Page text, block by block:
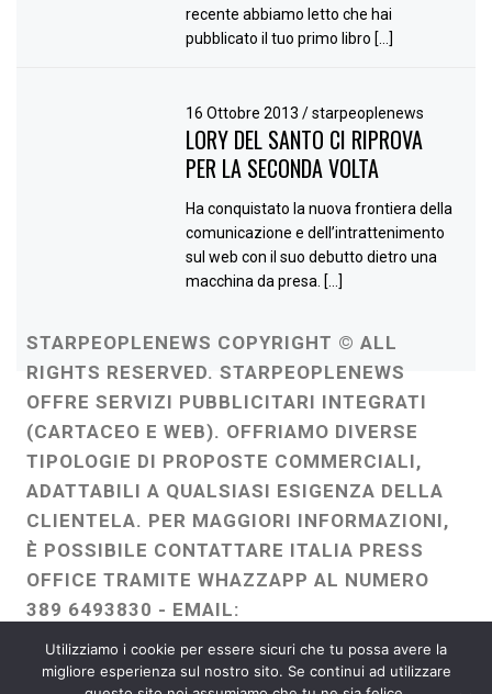
recente abbiamo letto che hai
pubblicato il tuo primo libro […]
16 Ottobre 2013/ starpeoplenews
LORY DEL SANTO CI RIPROVA
PER LA SECONDA VOLTA
Ha conquistato la nuova frontiera della
comunicazione e dell’intrattenimento
sul web con il suo debutto dietro una
macchina da presa. […]
STARPEOPLENEWS COPYRIGHT © ALL
RIGHTS RESERVED. STARPEOPLENEWS
OFFRE SERVIZI PUBBLICITARI INTEGRATI
(CARTACEO E WEB). OFFRIAMO DIVERSE
TIPOLOGIE DI PROPOSTE COMMERCIALI,
ADATTABILI A QUALSIASI ESIGENZA DELLA
CLIENTELA. PER MAGGIORI INFORMAZIONI,
È POSSIBILE CONTATTARE ITALIA PRESS
OFFICE TRAMITE WHAZZAPP AL NUMERO
389 6493830 - EMAIL:
ITALIAPRESSOFFICE@GMAIL.COM
WEBMASTER :FRANCESCO GENTILE
Utilizziamo i cookie per essere sicuri che tu possa avere la
migliore esperienza sul nostro sito. Se continui ad utilizzare